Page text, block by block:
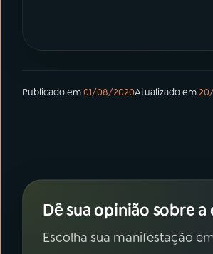
Publicado em01/08/2020Atualizado em
Dê sua opinião sobre
Escolha sua manifestação